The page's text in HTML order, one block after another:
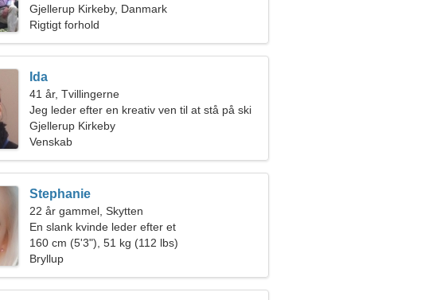
Gjellerup Kirkeby, Danmark
Rigtigt forhold
Ida
41 år, Tvillingerne
Jeg leder efter en kreativ ven til at stå på ski
sammen
Gjellerup Kirkeby
Venskab
Stephanie
22 år gammel, Skytten
En slank kvinde leder efter et
kærlighedsforhold
160 cm (5'3"), 51 kg (112 lbs)
Bryllup